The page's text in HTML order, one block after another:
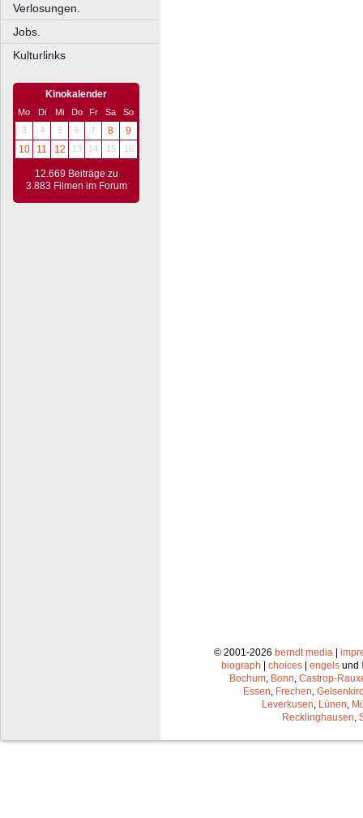
Verlosungen.
Jobs.
Kulturlinks
Kinokalender
Mo Di Mi Do Fr Sa
So
3
4 5 6 7 8
9
10
11 12 13 14 15 16
12.669 Beiträge zu
3.883 Filmen im Forum
© 2001-2026 berndt media |
biograph | choices | engels und
Bochum Bonn Castrop-
Essen Frechen
Leverkusen Lünen
Recklinghausen